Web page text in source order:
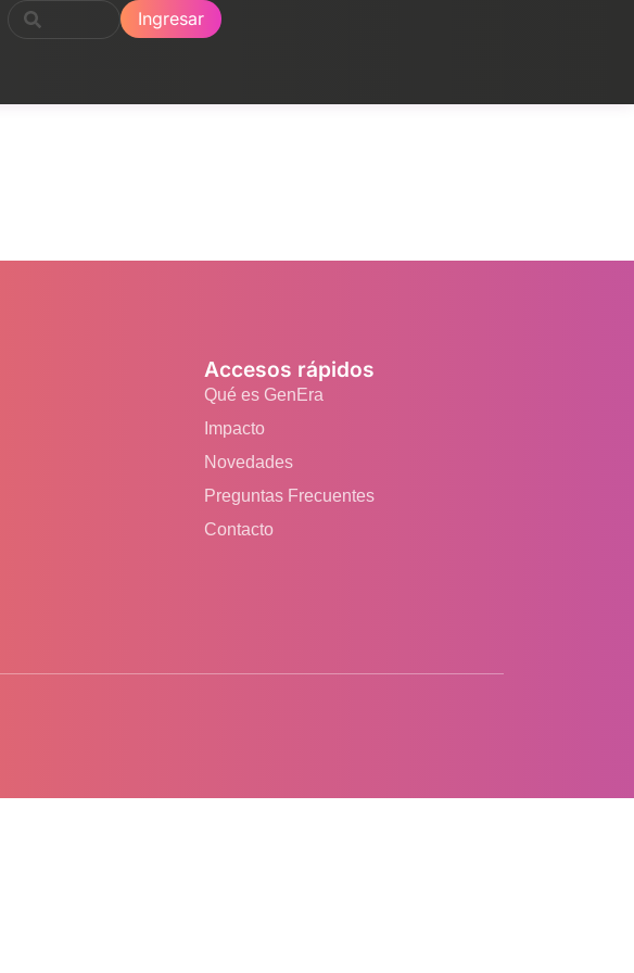
Ingresar
Accesos rápidos
Qué es GenEra
Impacto
Novedades
Preguntas Frecuentes
Contacto